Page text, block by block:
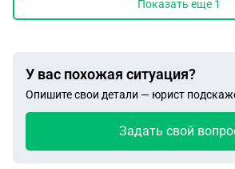
Показать еще 1
У вас похожая ситуация?
Опишите свои детали — юрист
Задать свой